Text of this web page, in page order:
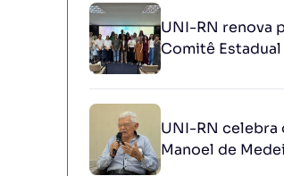
UNI-RN renova
Comitê Estadual
UNI-RN celebra
Manoel de